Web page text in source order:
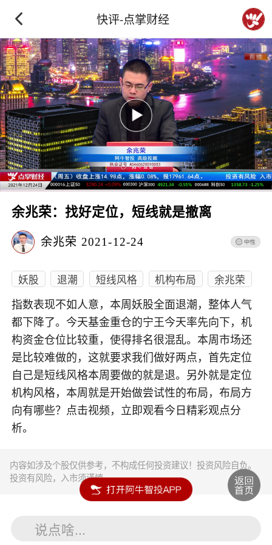
快评-点掌财经
余兆荣：找好定位，短线就是撤离
余兆荣 2021-12-24
妖股 退潮 短线风格 机构布局 余兆荣
指数表现不如人意，本周妖股全面退潮，整体人气
都下降了。今天基金重仓的宁王今天率先向下，机
构资金仓位比较重，使得排名很混乱。本周市场还
是比较难做的，这就要求我们做好两点，首先定位
自己是短线风格本周要做的就是退。另外就是定位
机构风格，本周就是开始做尝试性的布局，布局方
向有哪些？点击视频，立即观看今日精彩观点分
析。
内容如涉及个股仅供参考，不构成任何投资建议！投资风险自负。
投资有风险，入市须谨慎。
说点啥...